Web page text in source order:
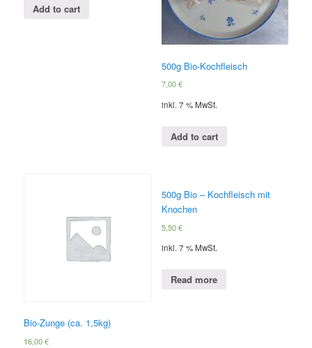
Add to cart
500g Bio-Kochfleisch
7,00€
inkl. 7 % MwSt.
Add to cart
Bio-Zunge (ca. 1,5kg)
16,00€
500g Bio – Kochfleisch mit
Knochen
5,50€
inkl. 7 % MwSt.
Read more